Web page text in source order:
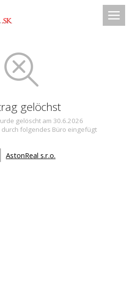
gelöchst
gelöscht am 30.6.2026
folgendes Büro eingefügt
AstonReal s.r.o.